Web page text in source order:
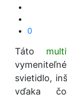
0
Táto
svietidlo,
vďaka